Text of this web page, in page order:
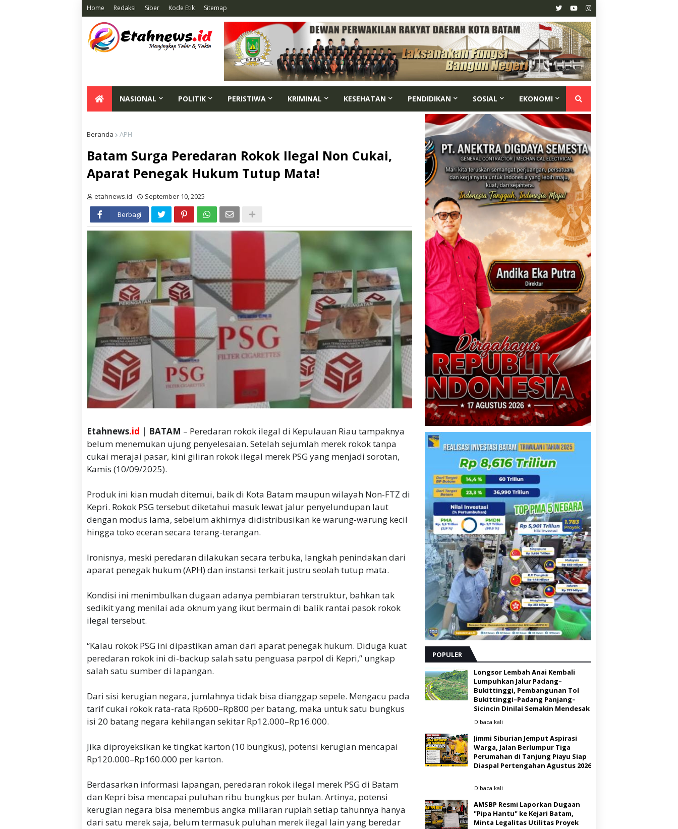
Home Redaksi Siber Kode Etik Sitemap
NASIONAL POLITIK PERISTIWA KRIMINAL KESEHATAN PENDIDIKAN SOSIAL EKONOMI
Beranda APH
Batam Surga Peredaran Rokok Ilegal Non Cukai,
Aparat Penegak Hukum Tutup Mata!
etahnews.id
September 10, 2025
Berbagi
Etahnews.id | BATAM – Peredaran rokok ilegal di Kepulauan Riau tampaknya
belum menemukan ujung penyelesaian. Setelah sejumlah merek rokok tanpa
cukai merajai pasar, kini giliran rokok ilegal merek PSG yang menjadi sorotan,
Kamis (10/09/2025).
Produk ini kian mudah ditemui, baik di Kota Batam maupun wilayah Non-FTZ di
Kepri. Rokok PSG tersebut diketahui masuk lewat jalur penyelundupan laut
dengan modus lama, sebelum akhirnya didistribusikan ke warung-warung kecil
hingga toko eceran secara terang-terangan.
Ironisnya, meski peredaran dilakukan secara terbuka, langkah penindakan dari
aparat penegak hukum (APH) dan instansi terkait justru seolah tutup mata.
Kondisi ini menimbulkan dugaan adanya pembiaran terstruktur, bahkan tak
sedikit yang menilai ada oknum yang ikut bermain di balik rantai pasok rokok
ilegal tersebut.
“Kalau rokok PSG ini dipastikan aman dari aparat penegak hukum. Diduga kuat
peredaran rokok ini di-backup salah satu penguasa parpol di Kepri,” ungkap
salah satu sumber di lapangan.
Dari sisi kerugian negara, jumlahnya tidak bisa dianggap sepele. Mengacu pada
tarif cukai rokok rata-rata Rp600–Rp800 per batang, maka untuk satu bungkus
isi 20 batang negara kehilangan sekitar Rp12.000–Rp16.000.
Jika diproyeksikan ke tingkat karton (10 bungkus), potensi kerugian mencapai
Rp120.000–Rp160.000 per karton.
Berdasarkan informasi lapangan, peredaran rokok ilegal merek PSG di Batam
dan Kepri bisa mencapai puluhan ribu bungkus per bulan. Artinya, potensi
kerugian negara bisa menembus angka miliaran rupiah setiap tahunnya hanya
dari satu merek saja, belum termasuk puluhan merek ilegal lain yang beredar
POPULER
Longsor Lembah Anai Kembali
Lumpuhkan Jalur Padang–
Bukittinggi, Pembangunan Tol
Bukittinggi–Padang Panjang–
Sicincin Dinilai Semakin Mendesak
Dibaca kali
Jimmi Siburian Jemput Aspirasi
Warga, Jalan Berlumpur Tiga
Perumahan di Tanjung Piayu Siap
Diaspal Pertengahan Agustus 2026
Dibaca kali
AMSBP Resmi Laporkan Dugaan
"Pipa Hantu" ke Kejari Batam,
Minta Legalitas Utilitas Proyek